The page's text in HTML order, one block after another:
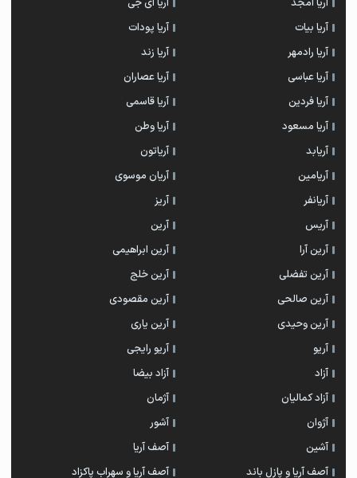
آریا بیات
آریا پودات
آریا رادمهر
آریا زند
آریا عباسی
آریا عصاران
آریا فردین
آریا قاسمی
آریا مسعود
آریا وطن
آریابد
آریاتون
آریامین
آریان موسوی
آریانفر
آریز
آریس
آرین
آرین آرا
آرین ابراهیمی
آرین تفضلی
آرین خلج
آرین صالحی
آرین مقصودی
آرین وحیدی
آرین یاری
آریو
آریو رایجی
آزاد
آزاد بیضا
آزاد کمالیان
آژمان
آژوان
آشور
آشین
آصف آریا
آصف آریا و پازل باند
آصف آریا و سهراب پاکزاد